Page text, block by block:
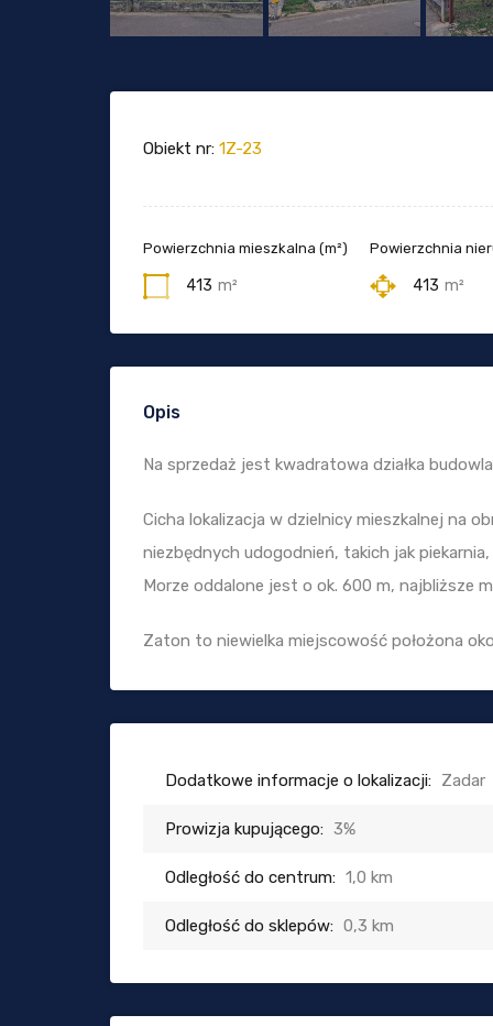
Obiekt nr: 1Z-23
Powierzchnia mieszkalna (m²)
413 m²
Powierzchnia
413 m²
Opis
Na sprzedaż jest kwadratowa działka
Cicha lokalizacja w dzielnicy mieszkalnej na
niezbędnych udogodnień, takich jak
Morze oddalone jest o ok. 600 m, najbliższe
Zaton to niewielka miejscowość położona
Dodatkowe informacje o lokalizacji: Zadar
Prowizja kupującego: 3%
Odległość do centrum: 1,0 km
Odległość do sklepów: 0,3 km